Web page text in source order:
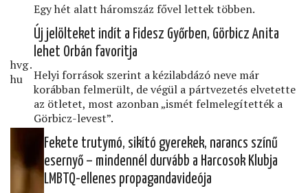
Egy hét alatt háromszáz fővel lettek többen.
hvg․
hu
Új jelölteket indít a Fidesz Győrben, Görbicz Anita
lehet Orbán favoritja
Helyi források szerint a kézilabdázó neve már
korábban felmerült, de végül a pártvezetés elvetette
az ötletet, most azonban „ismét felmelegítették a
Görbicz-levest”.
Fekete trutymó, sikító gyerekek, narancs színű
esernyő – mindennél durvább a Harcosok Klubja
LMBTQ-ellenes propagandavideója